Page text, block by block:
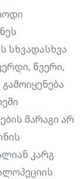
სხვადასხვა
წვერი,
მარაგი არ
კარგ